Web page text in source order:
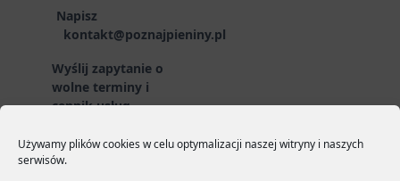
Używamy plików cookies w celu optymalizacji naszej witryny i naszych
serwisów.
Napisz
kontakt@poznajpieniny.pl
Wyślij zapytanie o
wolne terminy i
cennik usług
poprzez formularz
zgłoszeniowy: